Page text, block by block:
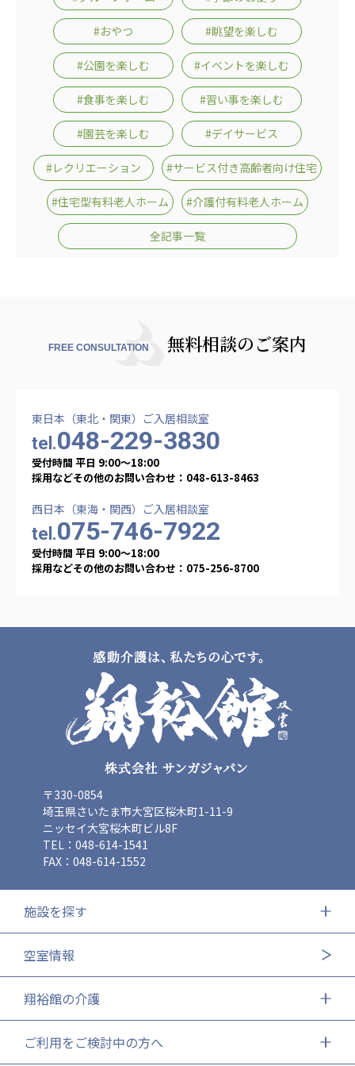
#おやつ #眺望を楽しむ
#公園を楽しむ #イベントを楽しむ
#食事を楽しむ #習い事を楽しむ
#園芸を楽しむ #デイサービス
#レクリエーション #サービス付き高齢者向け住宅
#住宅型有料老人ホーム #介護付有料老人ホーム
全記事一覧
FREE CONSULTATION 無料相談のご案内
東日本（東北・関東）ご入居相談室
tel.048-229-3830
受付時間 平日 9:00〜18:00
採用などその他のお問い合わせ：048-613-8463
西日本（東海・関西）ご入居相談室
tel.075-746-7922
受付時間 平日 9:00〜18:00
採用などその他のお問い合わせ：075-256-8700
〒330-0854
埼玉県さいたま市大宮区桜木町1-11-9
ニッセイ大宮桜木町ビル8F
TEL：048-614-1541
FAX：048-614-1552
施設を探す
空室情報
翔裕館の介護
ご利用をご検討中の方へ